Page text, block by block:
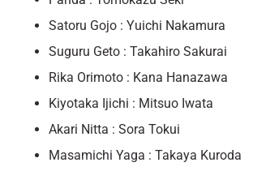
Satoru Gojo : Yuichi Nakamura
Suguru Geto : Takahiro Sakurai
Rika Orimoto : Kana Hanazawa
Kiyotaka Ijichi : Mitsuo Iwata
Akari Nitta : Sora Tokui
Masamichi Yaga : Takaya Kuroda